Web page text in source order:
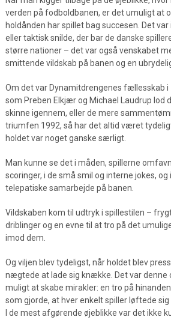
verden på fodboldbanen, er det umuligt at
holdånden har spillet bag succesen. Det
eller taktisk snilde, der bar de danske
større nationer – det var også venskabet
smittende vildskab på banen og en
Om det var Dynamitdrengenes fællesskab i
som Preben Elkjær og Michael Laudrup lod
skinne igennem, eller de mere
triumfen 1992, så har det altid været
holdet var noget ganske særligt.
Man kunne se det i måden, spillerne
scoringer, i de små smil og interne jokes,
telepatiske samarbejde på banen.
Vildskaben kom til udtryk i spillestilen –
driblinger og en evne til at tro på det
imod dem.
Og viljen blev tydeligst, når holdet blev
nægtede at lade sig knække. Det var denne
muligt at skabe mirakler: en tro på
som gjorde, at hver enkelt spiller løftede
I de mest afgørende øjeblikke var det ikke